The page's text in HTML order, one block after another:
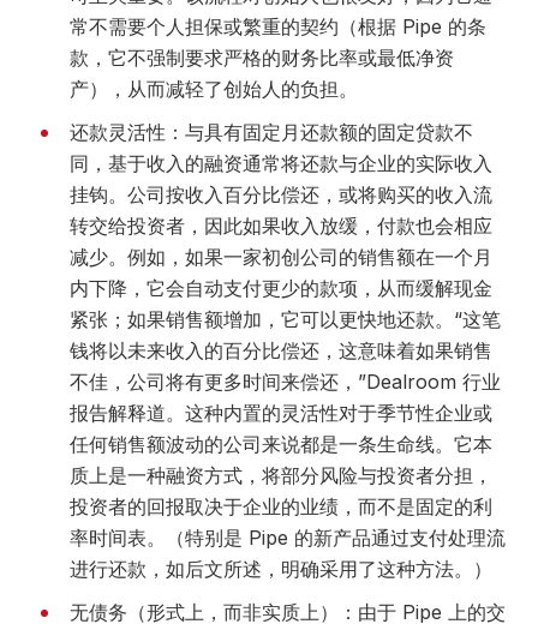
常不需要个人担保或繁重的契约（根据 Pipe 的条
款，它不强制要求严格的财务比率或最低净资
产），从而减轻了创始人的负担。
还款灵活性：与具有固定月还款额的固定贷款不
同，基于收入的融资通常将还款与企业的实际收入
挂钩。公司按收入百分比偿还，或将购买的收入流
转交给投资者，因此如果收入放缓，付款也会相应
减少。例如，如果一家初创公司的销售额在一个月
内下降，它会自动支付更少的款项，从而缓解现金
紧张；如果销售额增加，它可以更快地还款。“这笔
钱将以未来收入的百分比偿还，这意味着如果销售
不佳，公司将有更多时间来偿还，”Dealroom 行业
报告解释道。这种内置的灵活性对于季节性企业或
任何销售额波动的公司来说都是一条生命线。它本
质上是一种融资方式，将部分风险与投资者分担，
投资者的回报取决于企业的业绩，而不是固定的利
率时间表。（特别是 Pipe 的新产品通过支付处理流
进行还款，如后文所述，明确采用了这种方法。）
无债务（形式上，而非实质上）：由于 Pipe 上的交